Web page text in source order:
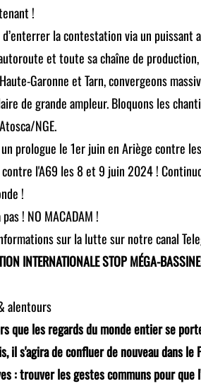
!
d’enterrer la contestation via un puissant
et toute sa chaîne de
Garonne et Tarn, convergeons
de grande ampleur. Bloquons les
NGE.
prologue le 1er juin en Ariège contre
l'A69 les 8 et 9 juin 2024 !
!
! NO MACADAM !
sur la lutte sur notre canal
INTERNATIONALE STOP MÉGA-
alentours
que les regards du monde entier se
il s'agira de confluer de nouveau dans
: trouver les gestes communs pour que